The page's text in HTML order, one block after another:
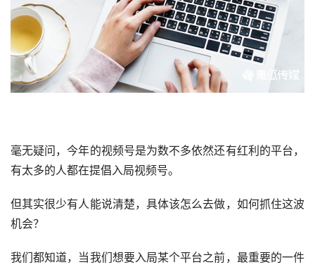
毫无疑问，今年的视频号是为数不多依然还有红利的平台，
有太多的人都在提倡入局视频号。
但其实很少有人能说清楚，具体该怎么去做，如何抓住这波
机会？
我们都知道，当我们想要入局某个平台之前，最重要的一件